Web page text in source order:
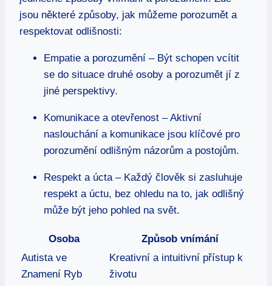
jsou některé způsoby, jak můžeme porozumět a
respektovat odlišnosti:
Empatie a porozumění – Být schopen vcítit
se do situace druhé osoby a porozumět jí z
jiné perspektivy.
Komunikace a otevřenost – Aktivní
naslouchání a komunikace jsou klíčové pro
porozumění odlišným názorům a postojům.
Respekt a úcta – Každý člověk si zasluhuje
respekt a úctu, bez ohledu na to, jak odlišný
může být jeho pohled na svět.
Osoba
Způsob vnímání
Autista ve
Znamení Ryb
Kreativní a intuitivní přístup k
životu